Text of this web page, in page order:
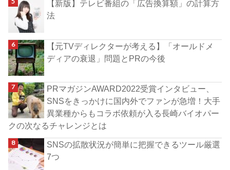
【新版】テレビ番組の「広告換算額」の計算方
法
【元TVディレクターが考える】「オールドメ
ディアの衰退」問題とPRの今後
PRマガジンAWARD2022受賞インタビュー、
SNSをきっかけに国内外でファンが急増！大手
異業種からもコラボ依頼が入る長崎バイオパー
クの次なるチャレンジとは
SNSの拡散状況が簡単に把握できるツール厳選
7つ